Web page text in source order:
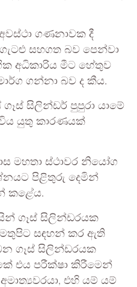
ගණනාවක දී
සහගත බව පෙන්වා
අධිකාරිය මීට හේතුව
ගන්නා බව ද කීය.
සිලින්ඩර් පුපුරා යාමේ
යුතු කාරණයක්
මහතා ස්ථාවර නියෝග
පිළිතුරු දෙමින්
කළේය.
ගෑස් සිලින්ඩරයක
සඳහන් කර ඇති
ගෑස් සිලින්ඩරයක
එය පරීක්ෂා කිරීමෙන්
එහි යම් යම්